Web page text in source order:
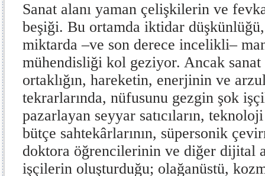
Sanat alanı yaman çelişkilerin ve
beşiği. Bu ortamda iktidar
miktarda –ve son derece incelikli–
mühendisliği kol geziyor. Ancak sanat
ortaklığın, hareketin, enerjinin ve
tekrarlarında, nüfusunu gezgin şok
pazarlayan seyyar satıcıların,
bütçe sahtekârlarının, süpersonik
doktora öğrencilerinin ve diğer dijital
işçilerin oluşturduğu; olağanüstü,